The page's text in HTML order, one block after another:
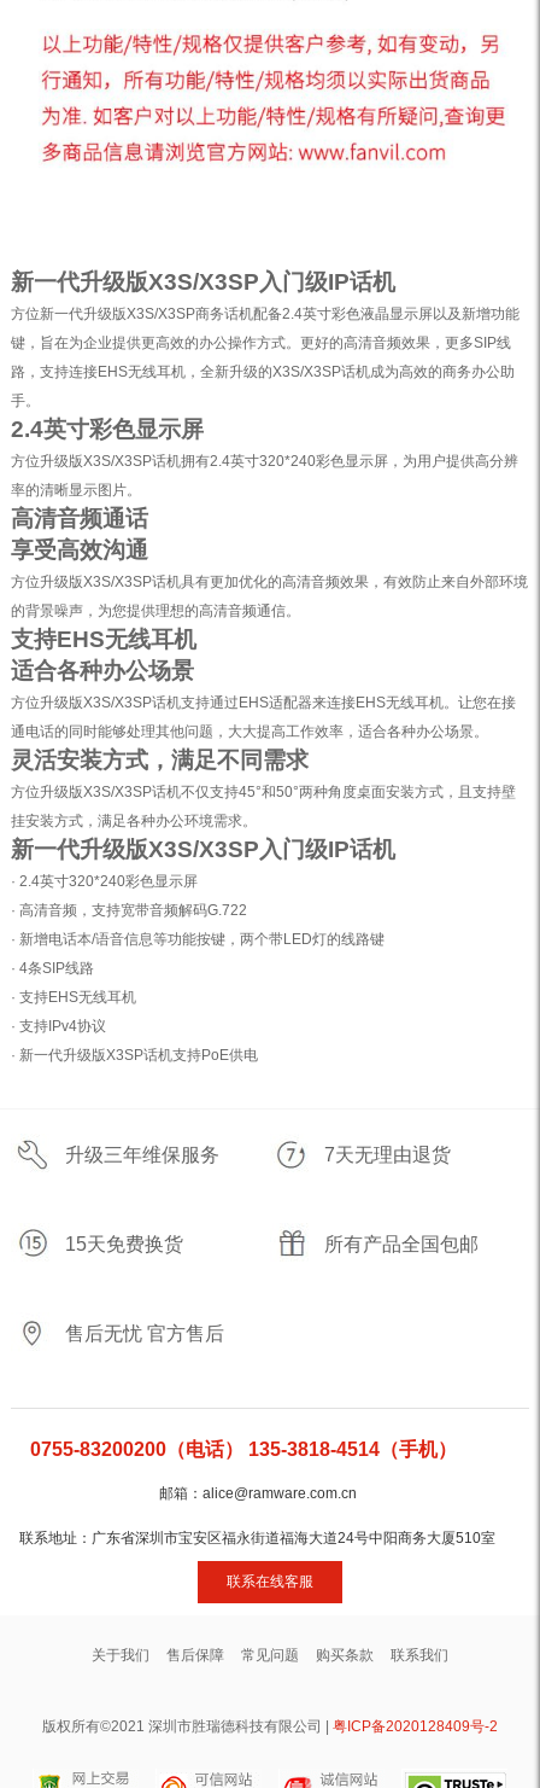
新一代升级版X3S/X3SP入门级IP话机
方位新一代升级版X3S/X3SP商务话机配备2.4英寸彩色液晶显示屏以及新增功能
键，旨在为企业提供更高效的办公操作方式。更好的高清音频效果，更多SIP线
路，支持连接EHS无线耳机，全新升级的X3S/X3SP话机成为高效的商务办公助
手。
2.4英寸彩色显示屏
方位升级版X3S/X3SP话机拥有2.4英寸320*240彩色显示屏，为用户提供高分辨
率的清晰显示图片。
高清音频通话
享受高效沟通
方位升级版X3S/X3SP话机具有更加优化的高清音频效果，有效防止来自外部环境
的背景噪声，为您提供理想的高清音频通信。
支持EHS无线耳机
适合各种办公场景
方位升级版X3S/X3SP话机支持通过EHS适配器来连接EHS无线耳机。让您在接
通电话的同时能够处理其他问题，大大提高工作效率，适合各种办公场景。
灵活安装方式，满足不同需求
方位升级版X3S/X3SP话机不仅支持45°和50°两种角度桌面安装方式，且支持壁
挂安装方式，满足各种办公环境需求。
新一代升级版X3S/X3SP入门级IP话机
· 2.4英寸320*240彩色显示屏
· 高清音频，支持宽带音频解码G.722
· 新增电话本/语音信息等功能按键，两个带LED灯的线路键
· 4条SIP线路
· 支持EHS无线耳机
· 支持IPv4协议
· 新一代升级版X3SP话机支持PoE供电
升级三年维保服务 7天无理由退货
15天免费换货 所有产品全国包邮
售后无忧 官方售后
0755-83200200（电话） 135-3818-4514（手机）
邮箱：alice@ramware.com.cn
联系地址：广东省深圳市宝安区福永街道福海大道24号中阳商务大厦510室
联系在线客服
关于我们 售后保障 常见问题 购买条款 联系我们
版权所有©2021 深圳市胜瑞德科技有限公司 | 粤ICP备2020128409号-2